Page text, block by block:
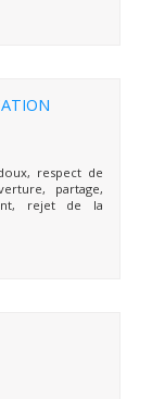
respect de
partage,
rejet de la